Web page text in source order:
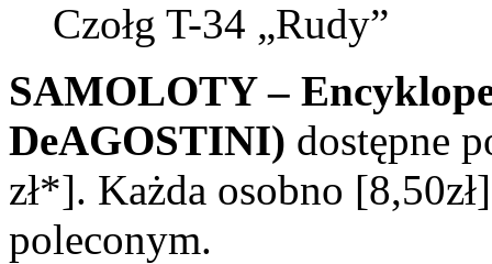
Czołg T-34 „Rudy”
SAMOLOTY –
DeAGOSTINI) dostępne
zł*]. Każda osobno
poleconym.